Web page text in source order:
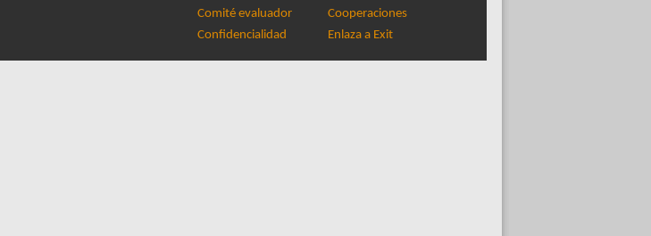
Comité evaluador
Confidencialidad
Cooperaciones
Enlaza a Exit